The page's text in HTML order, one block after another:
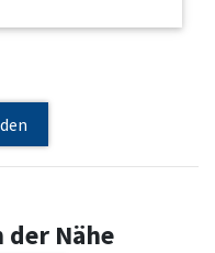
der Nähe